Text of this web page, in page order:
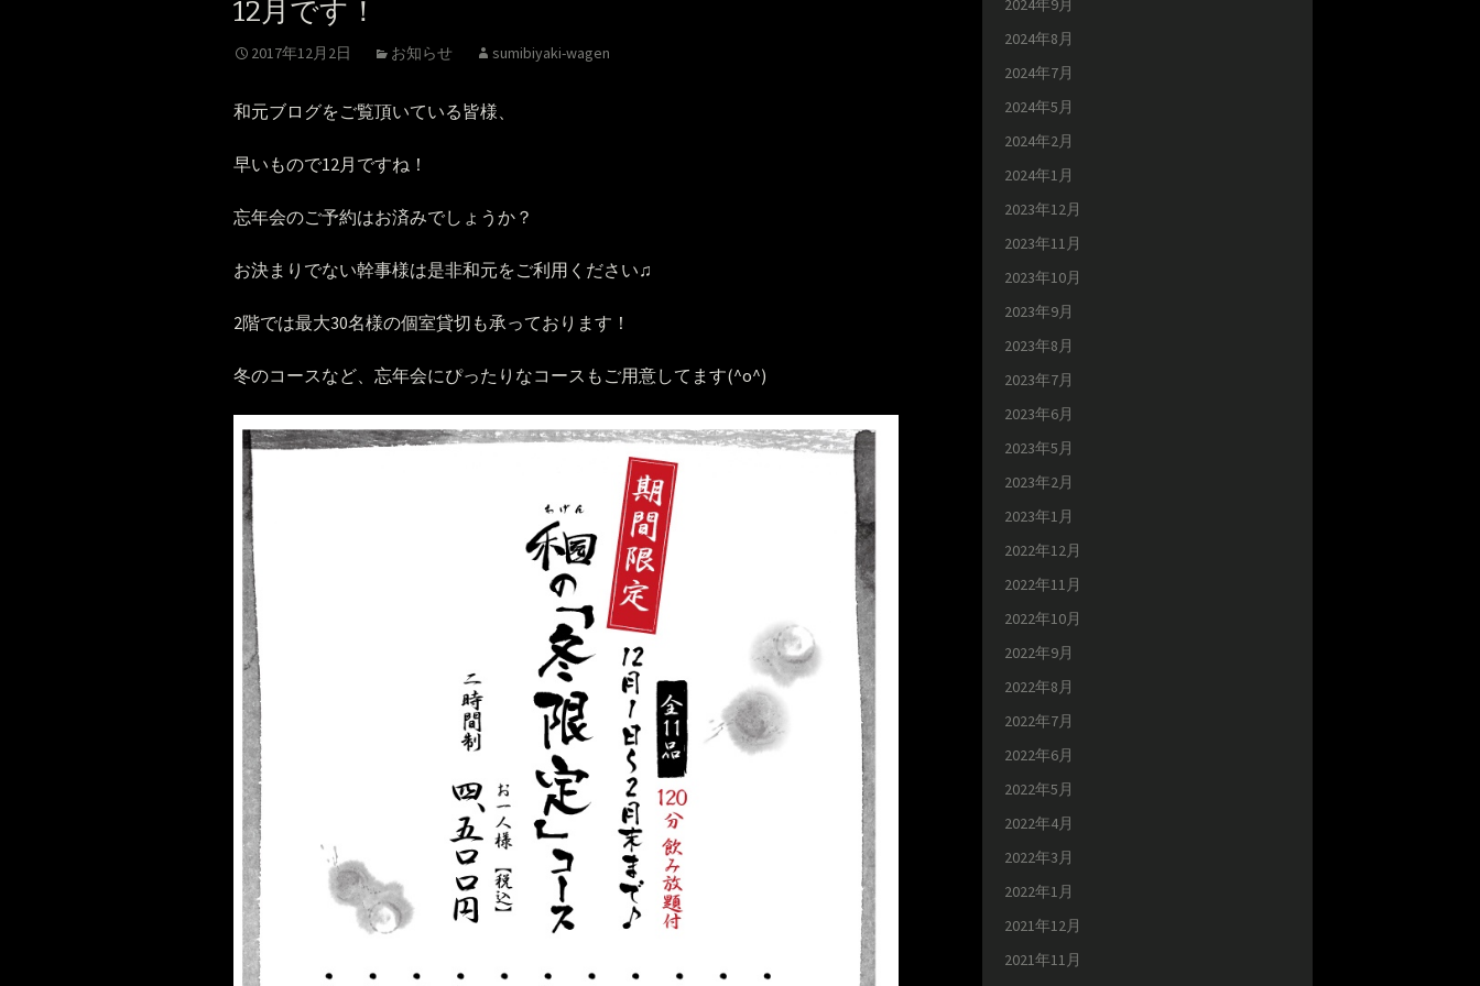
12月です！
2017年12月2日 お知らせ sumibiyaki-wagen
和元ブログをご覧頂いている皆様、
早いもので12月ですね！
忘年会のご予約はお済みでしょうか？
お決まりでない幹事様は是非和元をご利用ください♫
2階では最大30名様の個室貸切も承っております！
冬のコースなど、忘年会にぴったりなコースもご用意してます(^o^)
2024年9月
2024年8月
2024年7月
2024年5月
2024年2月
2024年1月
2023年12月
2023年11月
2023年10月
2023年9月
2023年8月
2023年7月
2023年6月
2023年5月
2023年2月
2023年1月
2022年12月
2022年11月
2022年10月
2022年9月
2022年8月
2022年7月
2022年6月
2022年5月
2022年4月
2022年3月
2022年1月
2021年12月
2021年11月